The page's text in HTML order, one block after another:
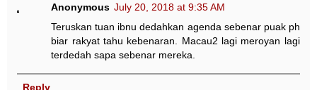
Anonymous July 20, 2018 at 9:35 AM
Teruskan tuan ibnu dedahkan agenda sebenar puak ph
biar rakyat tahu kebenaran. Macau2 lagi meroyan lagi
terdedah sapa sebenar mereka.
Reply